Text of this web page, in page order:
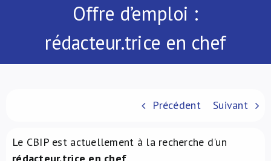
Publications
Offre d’emploi :
rédacteur.trice en chef
Précédent Suivant
Le CBIP est actuellement à la recherche d'un